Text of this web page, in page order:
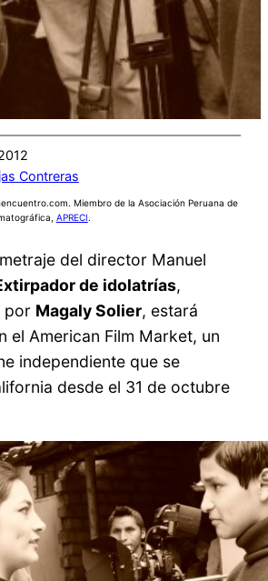
Contreras
Miembro de la Asociación Peruana de
APRECI.
del director Manuel
de idolatrías,
por Magaly Solier, estará
el American Film Market, un
independiente que se
desde el 31 de octubre